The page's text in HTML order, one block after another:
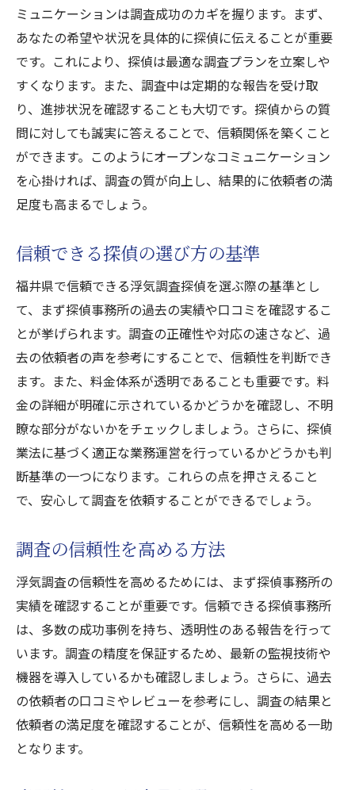
ミュニケーションは調査成功のカギを握ります。まず、
あなたの希望や状況を具体的に探偵に伝えることが重要
です。これにより、探偵は最適な調査プランを立案しや
すくなります。また、調査中は定期的な報告を受け取
り、進捗状況を確認することも大切です。探偵からの質
問に対しても誠実に答えることで、信頼関係を築くこと
ができます。このようにオープンなコミュニケーション
を心掛ければ、調査の質が向上し、結果的に依頼者の満
足度も高まるでしょう。
信頼できる探偵の選び方の基準
福井県で信頼できる浮気調査探偵を選ぶ際の基準とし
て、まず探偵事務所の過去の実績や口コミを確認するこ
とが挙げられます。調査の正確性や対応の速さなど、過
去の依頼者の声を参考にすることで、信頼性を判断でき
ます。また、料金体系が透明であることも重要です。料
金の詳細が明確に示されているかどうかを確認し、不明
瞭な部分がないかをチェックしましょう。さらに、探偵
業法に基づく適正な業務運営を行っているかどうかも判
断基準の一つになります。これらの点を押さえること
で、安心して調査を依頼することができるでしょう。
調査の信頼性を高める方法
浮気調査の信頼性を高めるためには、まず探偵事務所の
実績を確認することが重要です。信頼できる探偵事務所
は、多数の成功事例を持ち、透明性のある報告を行って
います。調査の精度を保証するため、最新の監視技術や
機器を導入しているかも確認しましょう。さらに、過去
の依頼者の口コミやレビューを参考にし、調査の結果と
依頼者の満足度を確認することが、信頼性を高める一助
となります。